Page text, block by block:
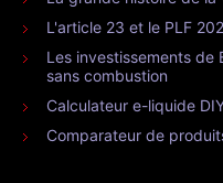
L'article 23 et le PLF
Les investissements de
sans combustion
Calculateur e-liquide
Comparateur de